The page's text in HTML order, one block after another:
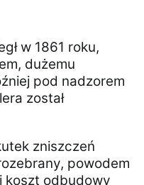
w 1861 roku,
dużemu
pod nadzorem
został
zniszczeń
powodem
koszt odbudowy